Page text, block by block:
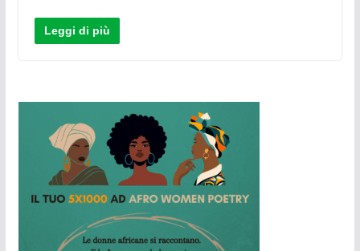
Leggi di più